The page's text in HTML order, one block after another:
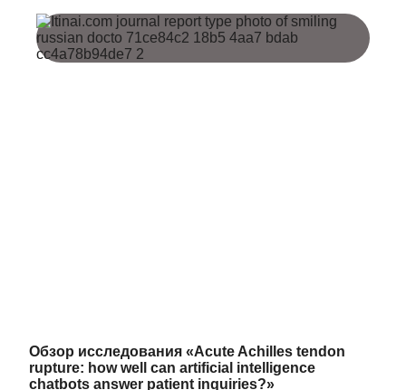
Обзор исследования «Acute Achilles tendon
rupture: how well can artificial intelligence
chatbots answer patient inquiries?»